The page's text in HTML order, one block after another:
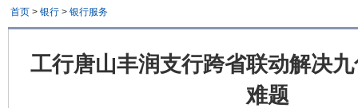
首页> 银行> 银行服务
工行唐山丰润支行跨省联动解决
难题